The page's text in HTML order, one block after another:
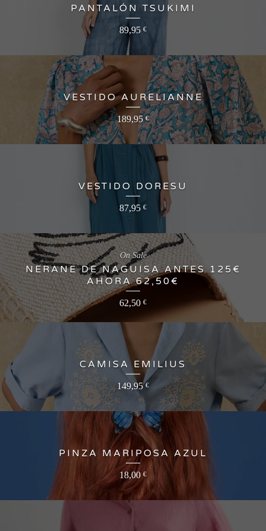
PANTALÓN TSUKIMI
89,95 €
VESTIDO AURELIANNE
189,95€
VESTIDO DORESU
87,95 €
NERANE DE NAGUISA ANTES 125€
AHORA 62,50€
62,50 €
On Sale
CAMISA EMILIUS
149,95€
PINZA MARIPOSA AZUL
18,00 €